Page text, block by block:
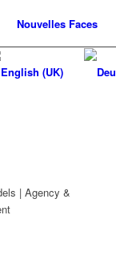
Nouvelles Faces